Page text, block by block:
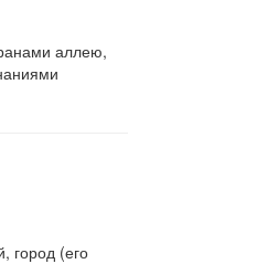
аллею,
город (его